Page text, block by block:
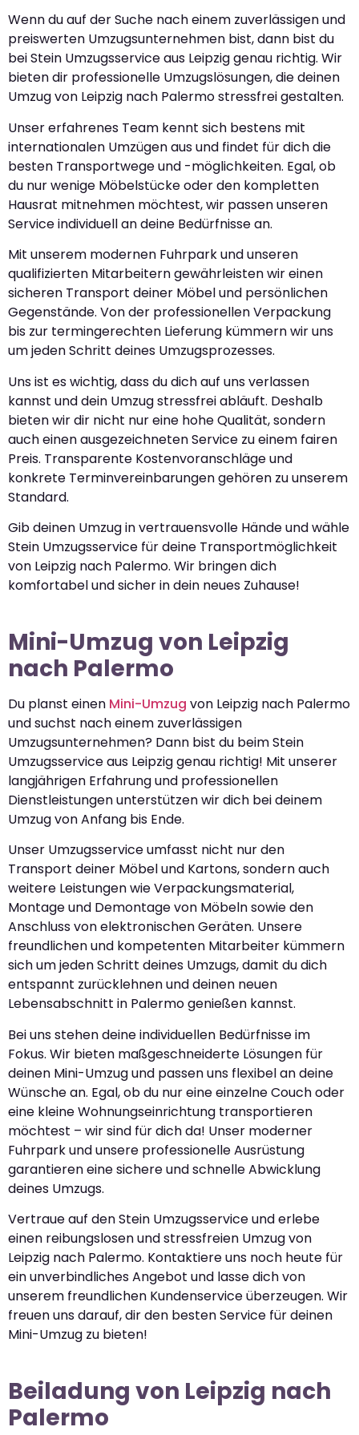
Wenn du auf der Suche nach einem zuverlässigen und
preiswerten Umzugsunternehmen bist, dann bist du
bei Stein Umzugsservice aus Leipzig genau richtig. Wir
bieten dir professionelle Umzugslösungen, die deinen
Umzug von Leipzig nach Palermo stressfrei gestalten.
Unser erfahrenes Team kennt sich bestens mit
internationalen Umzügen aus und findet für dich die
besten Transportwege und -möglichkeiten. Egal, ob
du nur wenige Möbelstücke oder den kompletten
Hausrat mitnehmen möchtest, wir passen unseren
Service individuell an deine Bedürfnisse an.
Mit unserem modernen Fuhrpark und unseren
qualifizierten Mitarbeitern gewährleisten wir einen
sicheren Transport deiner Möbel und persönlichen
Gegenstände. Von der professionellen Verpackung
bis zur termingerechten Lieferung kümmern wir uns
um jeden Schritt deines Umzugsprozesses.
Uns ist es wichtig, dass du dich auf uns verlassen
kannst und dein Umzug stressfrei abläuft. Deshalb
bieten wir dir nicht nur eine hohe Qualität, sondern
auch einen ausgezeichneten Service zu einem fairen
Preis. Transparente Kostenvoranschläge und
konkrete Terminvereinbarungen gehören zu unserem
Standard.
Gib deinen Umzug in vertrauensvolle Hände und wähle
Stein Umzugsservice für deine Transportmöglichkeit
von Leipzig nach Palermo. Wir bringen dich
komfortabel und sicher in dein neues Zuhause!
Mini-Umzug von Leipzig
nach Palermo
Du planst einen Mini-Umzug von Leipzig nach Palermo
und suchst nach einem zuverlässigen
Umzugsunternehmen? Dann bist du beim Stein
Umzugsservice aus Leipzig genau richtig! Mit unserer
langjährigen Erfahrung und professionellen
Dienstleistungen unterstützen wir dich bei deinem
Umzug von Anfang bis Ende.
Unser Umzugsservice umfasst nicht nur den
Transport deiner Möbel und Kartons, sondern auch
weitere Leistungen wie Verpackungsmaterial,
Montage und Demontage von Möbeln sowie den
Anschluss von elektronischen Geräten. Unsere
freundlichen und kompetenten Mitarbeiter kümmern
sich um jeden Schritt deines Umzugs, damit du dich
entspannt zurücklehnen und deinen neuen
Lebensabschnitt in Palermo genießen kannst.
Bei uns stehen deine individuellen Bedürfnisse im
Fokus. Wir bieten maßgeschneiderte Lösungen für
deinen Mini-Umzug und passen uns flexibel an deine
Wünsche an. Egal, ob du nur eine einzelne Couch oder
eine kleine Wohnungseinrichtung transportieren
möchtest – wir sind für dich da! Unser moderner
Fuhrpark und unsere professionelle Ausrüstung
garantieren eine sichere und schnelle Abwicklung
deines Umzugs.
Vertraue auf den Stein Umzugsservice und erlebe
einen reibungslosen und stressfreien Umzug von
Leipzig nach Palermo. Kontaktiere uns noch heute für
ein unverbindliches Angebot und lasse dich von
unserem freundlichen Kundenservice überzeugen. Wir
freuen uns darauf, dir den besten Service für deinen
Mini-Umzug zu bieten!
Beiladung von Leipzig nach
Palermo